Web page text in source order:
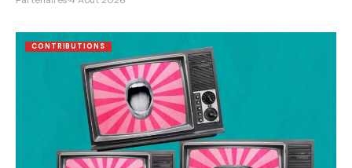
CONTRIBUTIONS